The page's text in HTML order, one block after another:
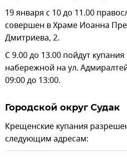
19 января с 10 до 11.00
совершен в Храме Иоанна
Дмитриева, 2.
С 9.00 до 13.00 пойдут
набережной на ул.
09:00 до 13:00.
Городской округ Судак
Крещенские купания
следующим адресам: